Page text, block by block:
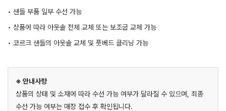
• 샌들 부품 일부 수선 가능
• 상품에 따라 아웃솔 전체 교체 또는 보조굽 교체 가능
• 코르크 샌들의 아웃솔 교체 및 풋베드 클리닝 가능
※ 안내사항
상품의 상태 및 소재에 따라 수선 가능 여부가 달라질 수 있으며, 최종
수선 가능 여부는 매장 접수 후 확인됩니다.